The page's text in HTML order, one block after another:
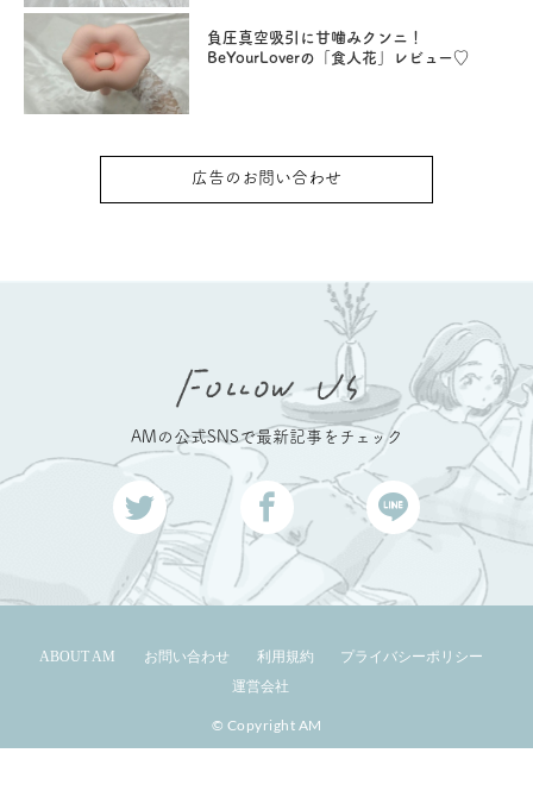
負圧真空吸引に甘噛みクンニ！
BeYourLoverの「食人花」レビュー♡
広告のお問い合わせ
AMの公式SNSで最新記事をチェック
ABOUT AM お問い合わせ 利用規約
プライバシーポリシー
運営会社
© Copyright AM